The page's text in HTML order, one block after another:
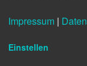
Impressum |
Einstellen